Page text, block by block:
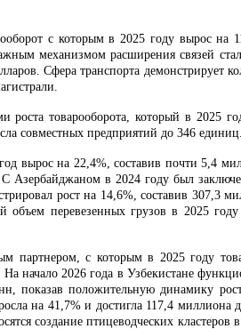
с которым в 2025 году вырос
механизмом расширения связей
Сфера транспорта демонстрирует
товарооборота, который в 2025
совместных предприятий до 346
вырос на 22,4%, составив почти 5,4
С Азербайджаном в 2024 году был
рост на 14,6%, составив 307,3
объем перевезенных грузов в 2025
партнером, с которым в 2025 году
2026 года в Узбекистане
показав положительную динамику
на 41,7% и достигла 117,4
создание птицеводческих